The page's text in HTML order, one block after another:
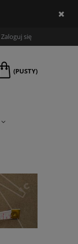
Zaloguj się
(PUSTY)